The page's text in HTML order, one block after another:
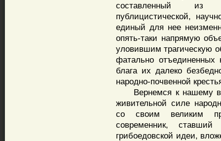
составленный из
публицистической,
единый для нее
опять-таки напрямую
уловившим трагическую
фатально
блага их далеко
народно-почвенной
Вернемся к нашему
живительной силе
со своим великим
современник,
грибоедовской идеи,